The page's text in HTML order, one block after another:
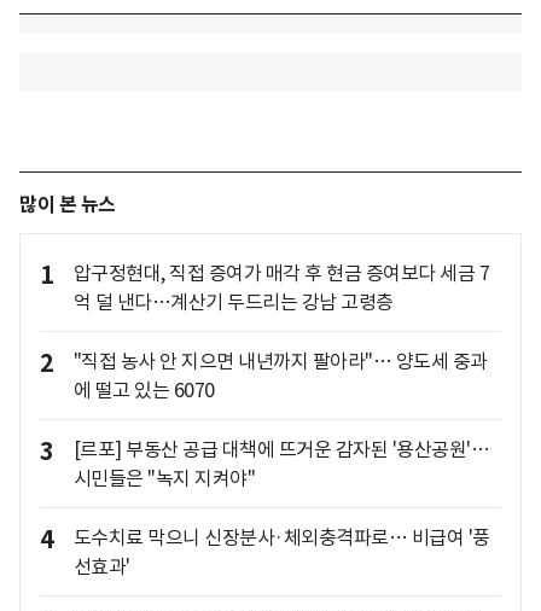
많이 본 뉴스
1
압구정현대, 직접 증여가 매각 후 현금 증여보다 세금 7
억 덜 낸다…계산기 두드리는 강남 고령층
2
"직접 농사 안 지으면 내년까지 팔아라"… 양도세 중과
에 떨고 있는 6070
3
[르포] 부동산 공급 대책에 뜨거운 감자된 '용산공원'…
시민들은 "녹지 지켜야"
4
도수치료 막으니 신장분사·체외충격파로… 비급여 '풍
선효과'